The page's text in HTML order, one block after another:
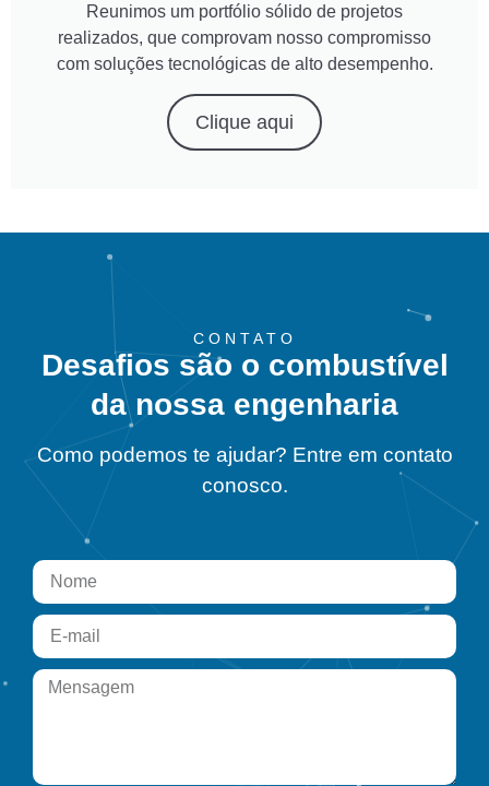
Reunimos um portfólio sólido de projetos
realizados, que comprovam nosso compromisso
com soluções tecnológicas de alto desempenho.
Clique aqui
CONTATO
Desafios são o combustível
da nossa engenharia
Como podemos te ajudar? Entre em contato
conosco.